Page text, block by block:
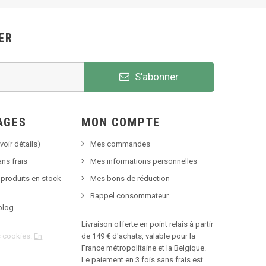
S'abonner
détails)
frais
en stock
En
MON COMPTE
Mes commandes
Mes informations personnelles
Mes bons de réduction
Rappel consommateur
Livraison offerte en point relais à partir
de 149 € d'achats, valable pour la
France métropolitaine et la Belgique.
Le paiement en 3 fois sans frais est